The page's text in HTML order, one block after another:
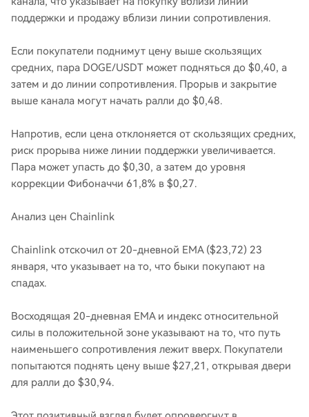
поддержки и продажу вблизи линии сопротивления.
Если покупатели поднимут цену выше скользящих
средних, пара DOGE/USDT может подняться до $0,40, а
затем и до линии сопротивления. Прорыв и закрытие
выше канала могут начать ралли до $0,48.
Напротив, если цена отклоняется от скользящих средних,
риск прорыва ниже линии поддержки увеличивается.
Пара может упасть до $0,30, а затем до уровня
коррекции Фибоначчи 61,8% в $0,27.
Анализ цен Chainlink
Chainlink отскочил от 20-дневной EMA ($23,72) 23
января, что указывает на то, что быки покупают на
спадах.
Восходящая 20-дневная EMA и индекс относительной
силы в положительной зоне указывают на то, что путь
наименьшего сопротивления лежит вверх. Покупатели
попытаются поднять цену выше $27,21, открывая двери
для ралли до $30,94.